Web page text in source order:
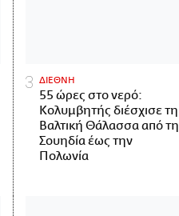
ΔΙΕΘΝΗ
55 ώρες στο νερό:
Κολυμβητής διέσχισε τη
Βαλτική Θάλασσα από τη
Σουηδία έως την
Πολωνία